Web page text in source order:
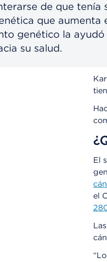
de que tenía
que aumenta
genético la
su salud.
El
el